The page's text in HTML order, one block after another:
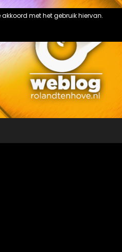
akkoord met het gebruik hiervan.